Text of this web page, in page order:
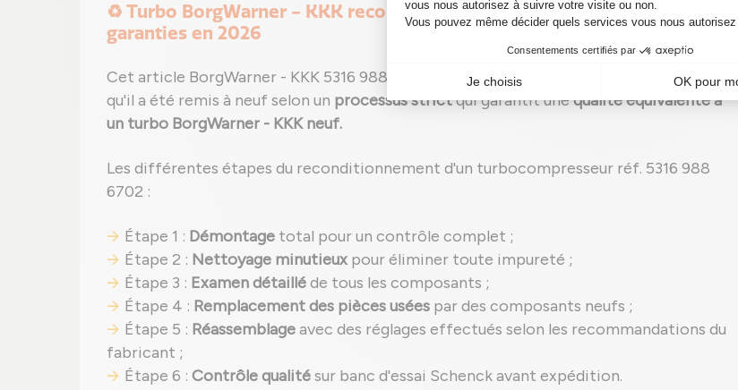
♻️ Turbo BorgWarner - KKK reconditionné : performance et fiabilité
garanties en 2026
Cet article BorgWarner - KKK 5316 988 6702 est un turbo reconditionné
, ce qui signifie
qu'il a été remis à neuf selon un processus strictqui garantit unequalité équivalente à
un turbo BorgWarner - KKK neuf.
Les différentes étapes du reconditionnement d'un turbocompresseur réf. 5316 988
6702 :
Étape 1 : Démontage total pour un contrôle complet ;
Étape 2 : Nettoyage minutieux pour éliminer toute impureté ;
Étape 3 : Examen détailléde tous les composants ;
Étape 4 : Remplacement des pièces usées par des composants neufs ;
Étape 5 : Réassemblageavec des réglages effectués selon les recommandations du
fabricant ;
Étape 6 : Contrôle qualitésur banc d'essai Schenck avant expédition.